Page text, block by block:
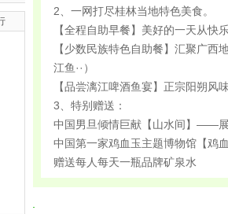
2、一网打尽桂林当地特色美食。
【全程自助早餐】美好的一天从
【少数民族特色自助餐】汇聚广
江鱼··）
【品尝漓江啤酒鱼宴】正宗阳朔
3、特别赠送：
中国男旦倾情巨献【山水间】——
中国第一家鸡血玉主题博物馆【鸡
赠送每人每天一瓶品牌矿泉水